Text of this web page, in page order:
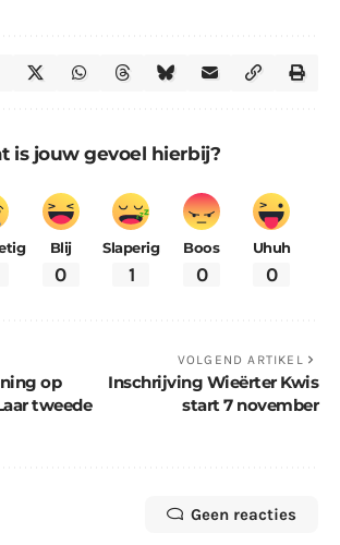
is jouw gevoel hierbij?
Blij
0
Slaperig
1
Boos
0
Uhuh
0
op
tweede
VOLGEND ARTIKEL
Inschrijving Wieërter Kwis
start 7 november
Geen reacties